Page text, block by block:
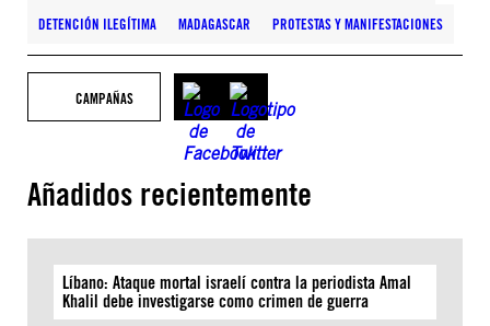
DETENCIÓN ILEGÍTIMA MADAGASCAR PROTESTAS Y MANIFESTACIONES
CAMPAÑAS
Añadidos recientemente
Líbano: Ataque mortal israelí contra la periodista Amal
Khalil debe investigarse como crimen de guerra